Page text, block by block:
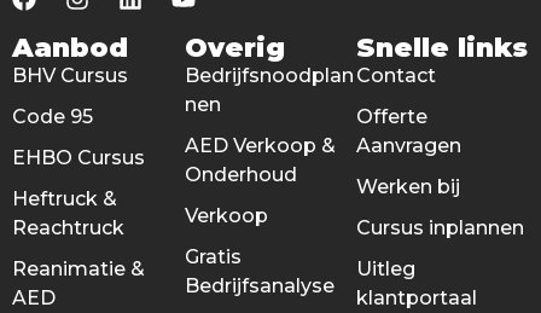
Aanbod
BHV Cursus
Code 95
EHBO Cursus
Heftruck &
Reachtruck
Reanimatie &
AED
Overig
Bedrijfsnoodplan
nen
AED Verkoop &
Onderhoud
Verkoop
Gratis
Bedrijfsanalyse
Snelle links
Contact
Offerte
Aanvragen
Werken bij
Cursus inplannen
Uitleg
klantportaal